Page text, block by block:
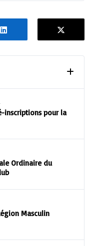
inscriptions pour la
Ordinaire du
Masculin